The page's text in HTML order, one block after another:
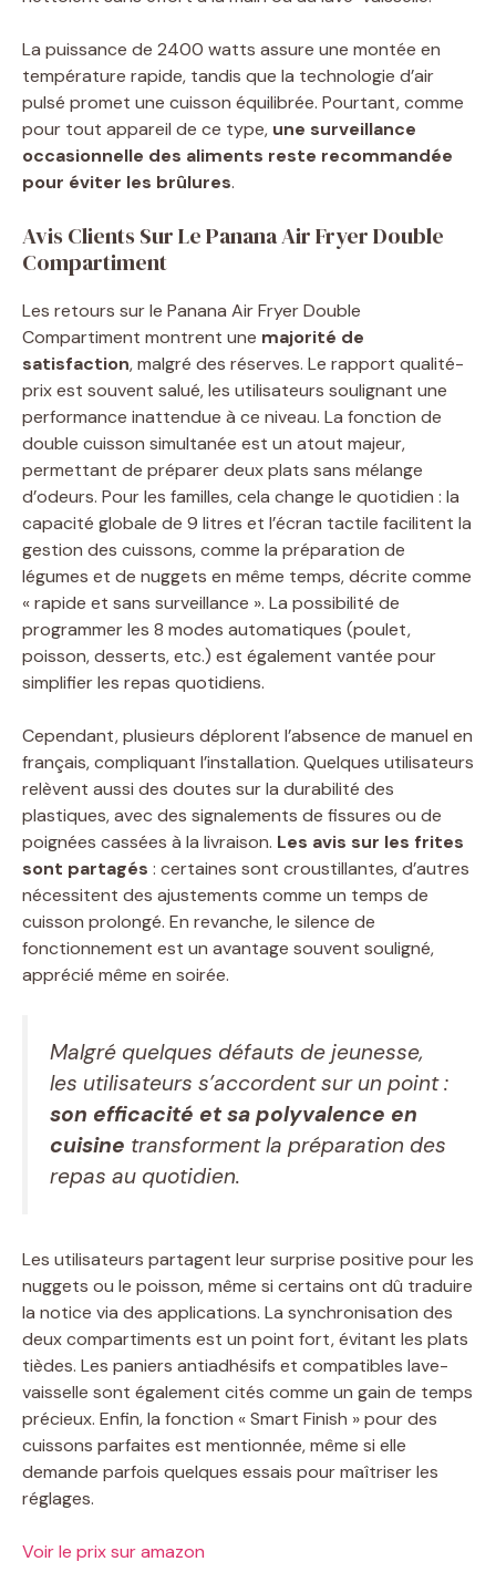
La puissance de 2400 watts assure une montée en
température rapide, tandis que la technologie d’air
pulsé promet une cuisson équilibrée. Pourtant, comme
pour tout appareil de ce type, une surveillance
occasionnelle des aliments reste recommandée
pour éviter les brûlures.
Avis Clients Sur Le Panana Air Fryer Double
Compartiment
Les retours sur le Panana Air Fryer Double
Compartiment montrent une majorité de
satisfaction, malgré des réserves. Le rapport qualité-
prix est souvent salué, les utilisateurs soulignant une
performance inattendue à ce niveau. La fonction de
double cuisson simultanée est un atout majeur,
permettant de préparer deux plats sans mélange
d’odeurs. Pour les familles, cela change le quotidien : la
capacité globale de 9 litres et l’écran tactile facilitent la
gestion des cuissons, comme la préparation de
légumes et de nuggets en même temps, décrite comme
« rapide et sans surveillance ». La possibilité de
programmer les 8 modes automatiques (poulet,
poisson, desserts, etc.) est également vantée pour
simplifier les repas quotidiens.
Cependant, plusieurs déplorent l’absence de manuel en
français, compliquant l’installation. Quelques utilisateurs
relèvent aussi des doutes sur la durabilité des
plastiques, avec des signalements de fissures ou de
poignées cassées à la livraison. Les avis sur les frites
sont partagés : certaines sont croustillantes, d’autres
nécessitent des ajustements comme un temps de
cuisson prolongé. En revanche, le silence de
fonctionnement est un avantage souvent souligné,
apprécié même en soirée.
Malgré quelques défauts de jeunesse,
les utilisateurs s’accordent sur un point :
son efficacité et sa polyvalence en
cuisine transforment la préparation des
repas au quotidien.
Les utilisateurs partagent leur surprise positive pour les
nuggets ou le poisson, même si certains ont dû traduire
la notice via des applications. La synchronisation des
deux compartiments est un point fort, évitant les plats
tièdes. Les paniers antiadhésifs et compatibles lave-
vaisselle sont également cités comme un gain de temps
précieux. Enfin, la fonction « Smart Finish » pour des
cuissons parfaites est mentionnée, même si elle
demande parfois quelques essais pour maîtriser les
réglages.
Voir le prix sur amazon